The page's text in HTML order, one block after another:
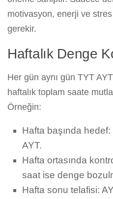
motivasyon, enerji ve
gerekir.
Haftalık Denge
Her gün aynı gün TYT
haftalık toplam saate
Örneğin:
Hafta başında
AYT.
Hafta ortasında
saat ise denge
Hafta sonu telafisi: